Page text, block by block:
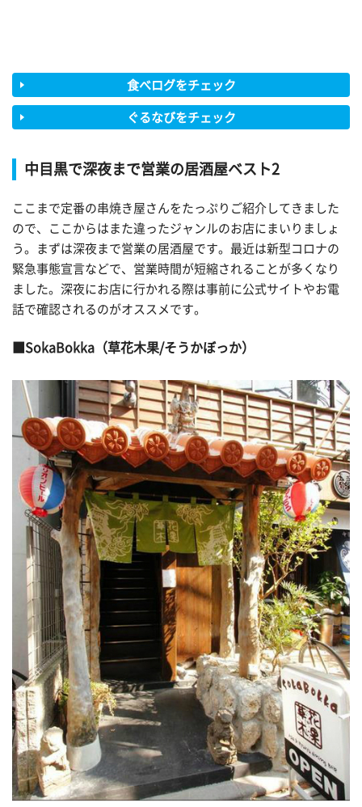
食べログをチェック
ぐるなびをチェック
中目黒で深夜まで営業の居酒屋ベスト2
ここまで定番の串焼き屋さんをたっぷりご紹介してきました
ので、ここからはまた違ったジャンルのお店にまいりましょ
う。まずは深夜まで営業の居酒屋です。最近は新型コロナの
緊急事態宣言などで、営業時間が短縮されることが多くなり
ました。深夜にお店に行かれる際は事前に公式サイトやお電
話で確認されるのがオススメです。
SokaBokka（草花木果/そうかぼっか）